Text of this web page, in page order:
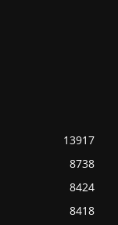
13917
8738
8424
8418